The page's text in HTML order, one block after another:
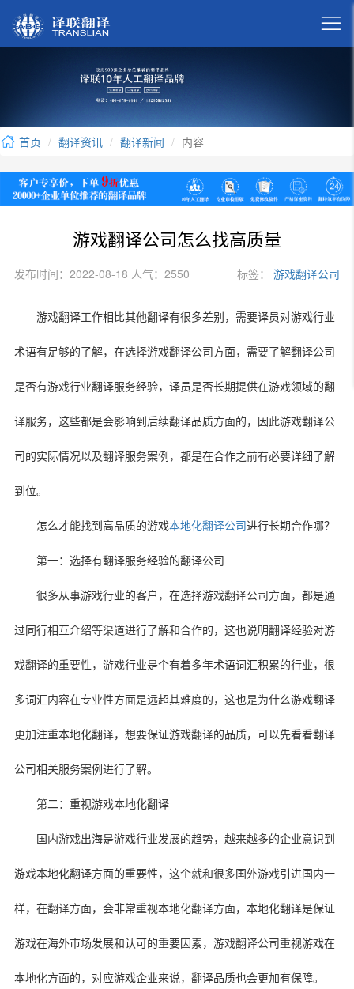

首页 翻译资讯 翻译新闻 内容
游戏翻译公司怎么找高质量
发布时间：2022-08-18 人气：2550 标签： 游戏翻译公司
游戏翻译工作相比其他翻译有很多差别，需要译员对游戏行业
术语有足够的了解，在选择游戏翻译公司方面，需要了解翻译公司
是否有游戏行业翻译服务经验，译员是否长期提供在游戏领域的翻
译服务，这些都是会影响到后续翻译品质方面的，因此游戏翻译公
司的实际情况以及翻译服务案例，都是在合作之前有必要详细了解
到位。
怎么才能找到高品质的游戏本地化翻译公司 进行长期合作哪？
第一：选择有翻译服务经验的翻译公司
很多从事游戏行业的客户，在选择游戏翻译公司方面，都是通
过同行相互介绍等渠道进行了解和合作的，这也说明翻译经验对游
戏翻译的重要性，游戏行业是个有着多年术语词汇积累的行业，很
多词汇内容在专业性方面是远超其难度的，这也是为什么游戏翻译
更加注重本地化翻译，想要保证游戏翻译的品质，可以先看看翻译
公司相关服务案例进行了解。
第二：重视游戏本地化翻译
国内游戏出海是游戏行业发展的趋势，越来越多的企业意识到
游戏本地化翻译方面的重要性，这个就和很多国外游戏引进国内一
样，在翻译方面，会非常重视本地化翻译方面，本地化翻译是保证
游戏在海外市场发展和认可的重要因素，游戏翻译公司重视游戏在
本地化方面的，对应游戏企业来说，翻译品质也会更加有保障。